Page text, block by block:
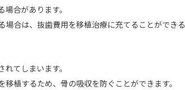
合があります。
合は、抜歯費用を移植治療に充てることができる
てしまいます。
植するため、骨の吸収を防ぐことができます。